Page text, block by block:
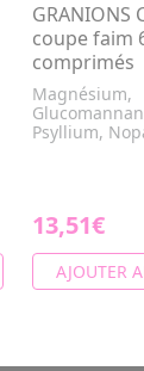
GRANIONS
coupe faim
comprimés
Magnésium,
Psyllium,
13,51€
AJOUTER